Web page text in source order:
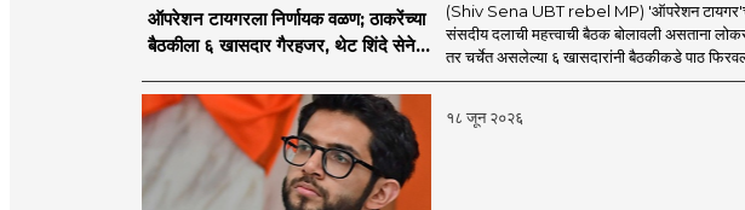
ऑपरेशन टायगरला निर्णायक वळण; ठाकरेंच्या
बैठकीला ६ खासदार गैरहजर, थेट शिंदे सेनेत
(Shiv Sena UBT rebel MP) 'ऑपरेशन टायगर'च्या
संसदीय दलाची महत्त्वाची बैठक बोलावली असताना
तर चर्चेत असलेल्या ६ खासदारांनी बैठकीकडे पाठ
१८ जून २०२६